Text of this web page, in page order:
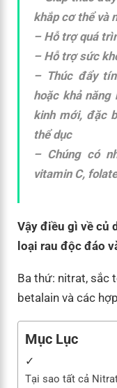
khắp cơ thể và
– Hỗ trợ quá
– Hỗ trợ sức
– Thúc đẩy
hoặc khả
kinh mới, đặc
thể dục
– Chúng có
vitamin C,
Vậy điều gì về củ
loại rau độc đáo
Ba thứ: nitrat, sắc
betalain và các
Mục Lục
Tại sao tất cả